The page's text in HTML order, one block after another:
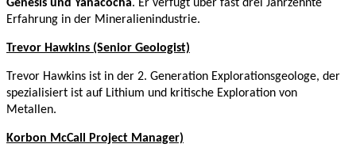
Genesis und Yanacocha. Er verfügt über fast drei Jahrzehnte
Erfahrung in der Mineralienindustrie.
Trevor Hawkins (Senior Geologist)
Trevor Hawkins ist in der 2. Generation Explorationsgeologe, der
spezialisiert ist auf Lithium und kritische Exploration von
Metallen.
Korbon McCall Project Manager)